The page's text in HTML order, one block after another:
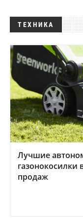
ТЕХНИКА
Лучшие
газонокосилки
продаж